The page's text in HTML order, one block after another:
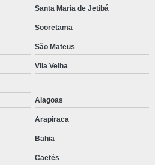
Vila Matilde
Prosperidade
Cajazeiras
Toledo
da Figueira
Jardim São Roberto
Santa Maria de Jetibá
Sooretama
São Mateus
Vila Velha
Alagoas
Arapiraca
Bahia
Caetés